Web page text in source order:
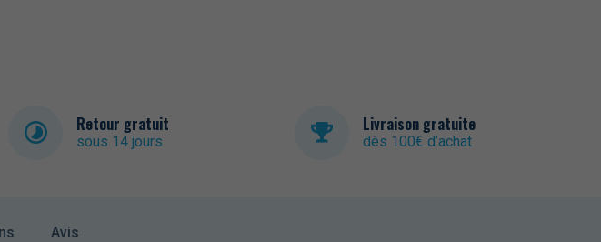
Retour gratuit
sous 14 jours
Livraison gratuite
dès 100€ d’achat
Avis